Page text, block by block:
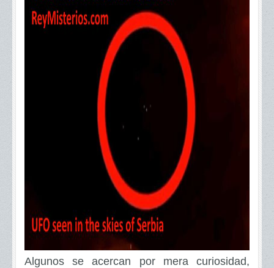
Algunos se acercan por mera curiosidad,